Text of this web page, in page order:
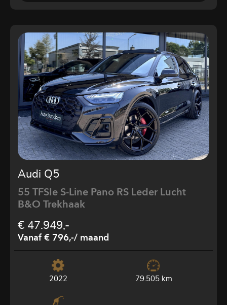
Audi Q5
55 TFSIe S-Line Pano RS Leder Lucht
B&O Trekhaak
€ 47.949,-
Vanaf € 796,-/ maand
2022 79.505 km